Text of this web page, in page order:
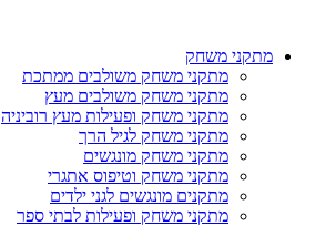
מתקני משחק
מתקני משחק משולבים ממתכת
מתקני משחק משולבים מעץ
מתקני משחק ופעילות מעץ רוביניה
מתקני משחק לגיל הרך
מתקני משחק מונגשים
מתקני משחק וטיפוס אתגרי
מתקנים מונגשים לגני ילדים
מתקני משחק ופעילות לבתי ספר